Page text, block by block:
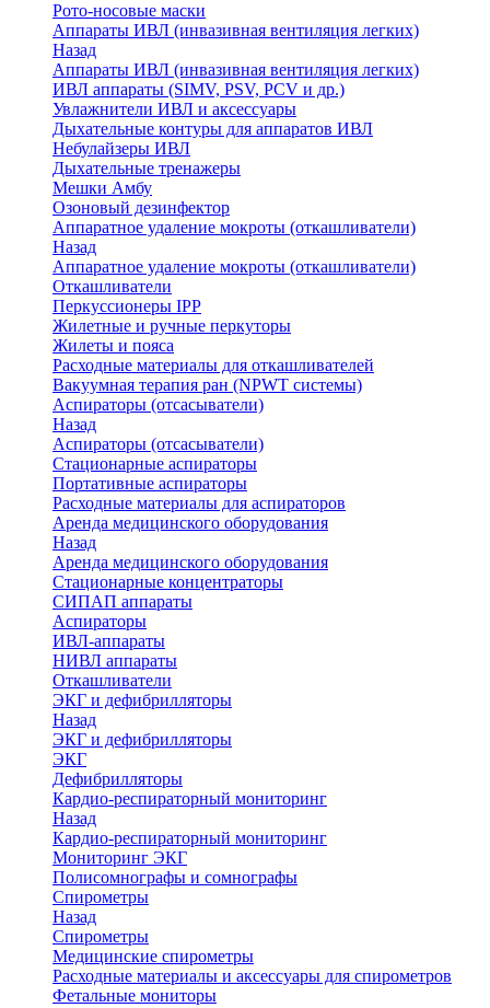
Рото-носовые маски
Аппараты ИВЛ (инвазивная вентиляция легких)
Назад
Аппараты ИВЛ (инвазивная вентиляция легких)
ИВЛ аппараты (SIMV, PSV, PCV и др.)
Увлажнители ИВЛ и аксессуары
Дыхательные контуры для аппаратов ИВЛ
Небулайзеры ИВЛ
Дыхательные тренажеры
Мешки Амбу
Озоновый дезинфектор
Аппаратное удаление мокроты (откашливатели)
Назад
Аппаратное удаление мокроты (откашливатели)
Откашливатели
Перкуссионеры IPP
Жилетные и ручные перкуторы
Жилеты и пояса
Расходные материалы для откашливателей
Вакуумная терапия ран (NPWT системы)
Аспираторы (отсасыватели)
Назад
Аспираторы (отсасыватели)
Стационарные аспираторы
Портативные аспираторы
Расходные материалы для аспираторов
Аренда медицинского оборудования
Назад
Аренда медицинского оборудования
Стационарные концентраторы
СИПАП аппараты
Аспираторы
ИВЛ-аппараты
НИВЛ аппараты
Откашливатели
ЭКГ и дефибрилляторы
Назад
ЭКГ и дефибрилляторы
ЭКГ
Дефибрилляторы
Кардио-респираторный мониторинг
Назад
Кардио-респираторный мониторинг
Мониторинг ЭКГ
Полисомнографы и сомнографы
Спирометры
Назад
Спирометры
Медицинские спирометры
Расходные материалы и аксессуары для спирометров
Фетальные мониторы